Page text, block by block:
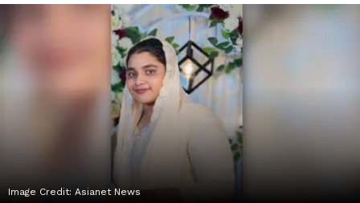
Image Credit: Asianet News